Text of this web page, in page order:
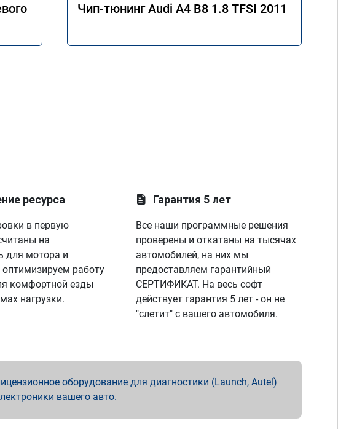
Чип-тюнинг Audi A4 B8 1.8 TFSI 2011
ресурса
в первую
на
для мотора и
работу
комфортной езды
нагрузки.
Гарантия 5 лет
Все наши программные решения
проверены и откатаны на тысячах
автомобилей, на них мы
предоставляем гарантийный
СЕРТИФИКАТ. На весь софт
действует гарантия 5 лет - он не
"слетит" с вашего автомобиля.
оборудование для диагностики (Launch, Autel)
вашего авто.